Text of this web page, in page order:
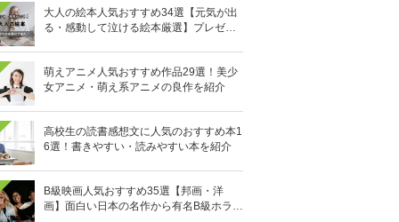
大人の絵本人気おすすめ34選【元気が出
る・感動して泣ける絵本厳選】プレゼン
萌えアニメ人気おすすめ作品29選！美少
女アニメ・萌え系アニメの良作を紹介
高校生の読書感想文に人気のおすすめ本1
6選！書きやすい・読みやすい本を紹介
B級映画人気おすすめ35選【邦画・洋
画】面白い日本の名作から有名B級ホラー